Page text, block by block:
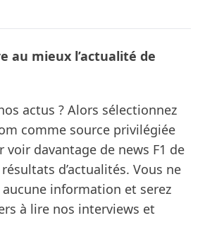
au mieux l’actualité de
actus ? Alors sélectionnez
comme source privilégiée
voir davantage de news F1 de
d’actualités. Vous ne
information et serez
à lire nos interviews et